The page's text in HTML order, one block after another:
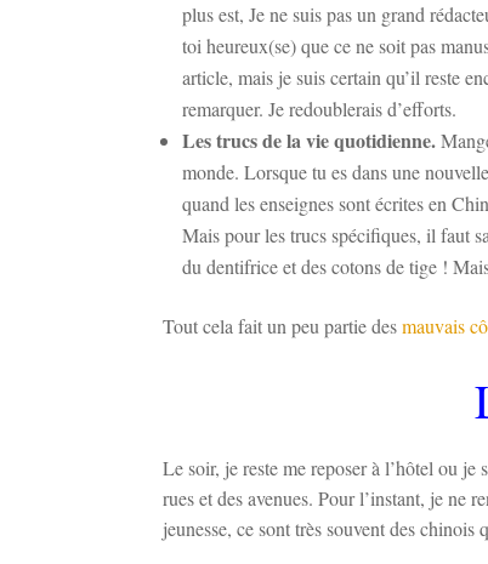
plus est, Je ne suis pas un grand
toi heureux(se) que ce ne soit pas
article, mais je suis certain qu’il reste
remarquer. Je redoublerais d’efforts.
Les trucs de la vie quotidienne.
monde. Lorsque tu es dans une
quand les enseignes sont écrites en
Mais pour les trucs spécifiques, il faut
du dentifrice et des cotons de tige !
Tout cela fait un peu partie desmauvais
Le soir, je reste me reposer à l’hôtel ou je
rues et des avenues. Pour l’instant, je ne
jeunesse, ce sont très souvent des